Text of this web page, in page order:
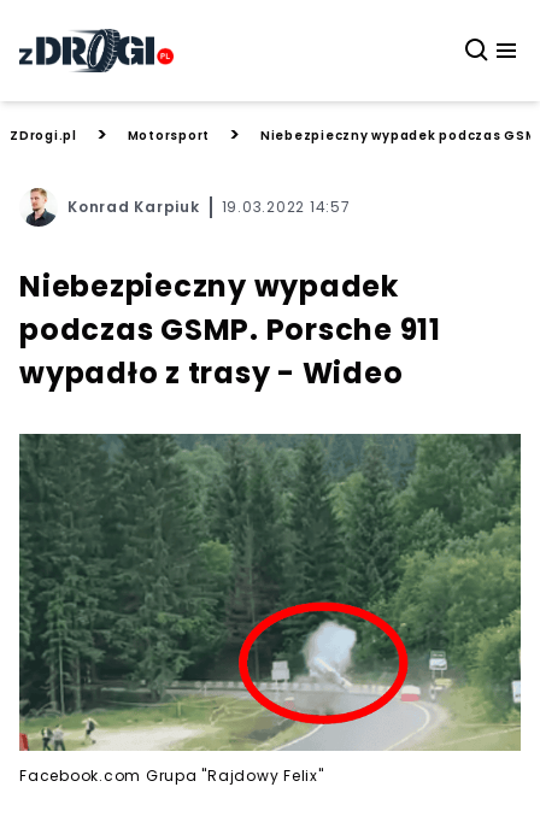
ZDrogi.pl > Motorsport > Niebezpieczny wypadek podczas
Konrad Karpiuk 19.03.2022 14:57
Niebezpieczny wypadek
podczas GSMP. Porsche 911
wypadło z trasy - Wideo
Facebook.com Grupa "Rajdowy Felix"